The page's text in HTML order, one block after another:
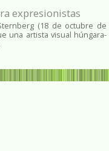
expresionistas
(18 de octubre de
una artista visual húngara-